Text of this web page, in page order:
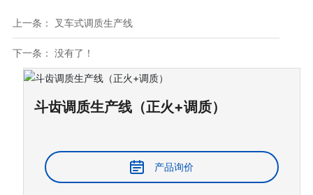
上一条： 叉车式调质生产线
下一条： 没有了！
斗齿调质生产线（正火+调质）
产品询价